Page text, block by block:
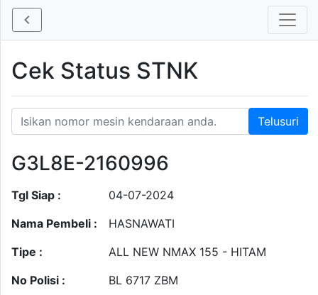
Cek Status STNK
G3L8E-2160996
Tgl Siap :
04-07-2024
Nama Pembeli :
HASNAWATI
Tipe :
ALL NEW NMAX 155 - HITAM
No Polisi :
BL 6717 ZBM